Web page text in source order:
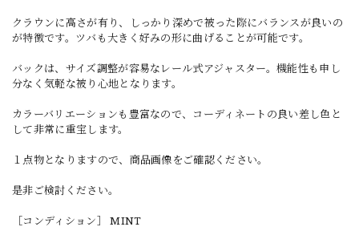
クラウンに高さが有り、しっかり深めで被った際にバランスが良いの
が特徴です。ツバも大きく好みの形に曲げることが可能です。
バックは、サイズ調整が容易なレール式アジャスター。機能性も申し
分なく気軽な被り心地となります。
カラーバリエーションも豊富なので、コーディネートの良い差し色と
して非常に重宝します。
１点物となりますので、商品画像をご確認ください。
是非ご検討ください。
［コンディション］ MINT